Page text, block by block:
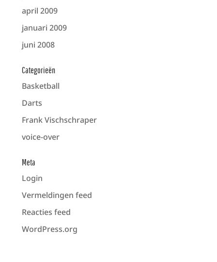
april 2009
januari 2009
juni 2008
Categorieën
Basketball
Darts
Frank Vischschraper
voice-over
Meta
Login
Vermeldingen feed
Reacties feed
WordPress.org